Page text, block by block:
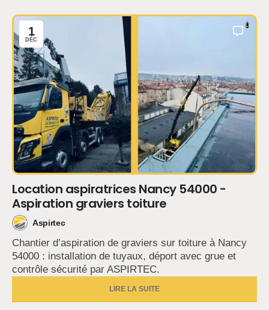
1
DÉC
0
Location aspiratrices Nancy 54000 -
Aspiration graviers toiture
Aspirtec
Chantier d’aspiration de graviers sur toiture à Nancy
54000 : installation de tuyaux, déport avec grue et
contrôle sécurité par ASPIRTEC.
LIRE LA SUITE